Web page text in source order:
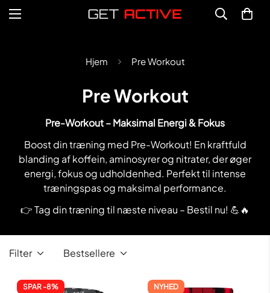
Hjem Pre Workout
Pre Workout
Pre-Workout – Maksimal Energi & Fokus
Boost din træning med Pre-Workout! En kraftfuld
blanding af koffein, aminosyrer og nitrater, der øger
energi, fokus og udholdenhed. Perfekt til intense
træningspas og maksimal performance.
👉 Tag din træning til næste niveau – Bestil nu! 💪🔥
Filter Bestsellere
SPAR -8% NYHED